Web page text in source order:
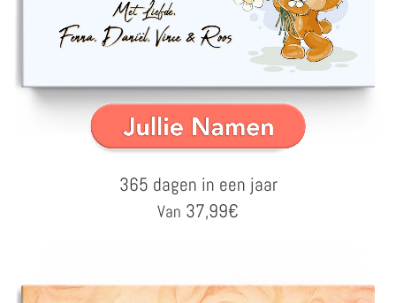
365 dagen in een jaar
Van 37,99€